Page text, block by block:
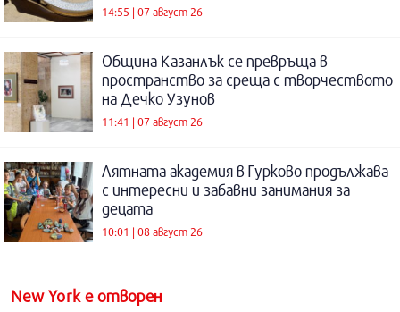
14:55 | 07 август 26
Община Казанлък се превръща в
пространство за среща с творчеството
на Дечко Узунов
11:41 | 07 август 26
Лятната академия в Гурково продължава
с интересни и забавни занимания за
децата
10:01 | 08 август 26
New York е отворен